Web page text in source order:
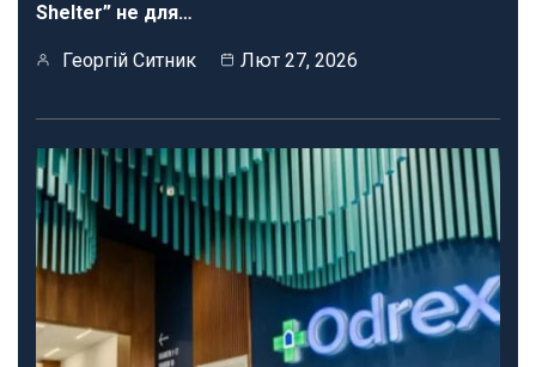
Shelter” не для…
Георгій Ситник Лют 27, 2026